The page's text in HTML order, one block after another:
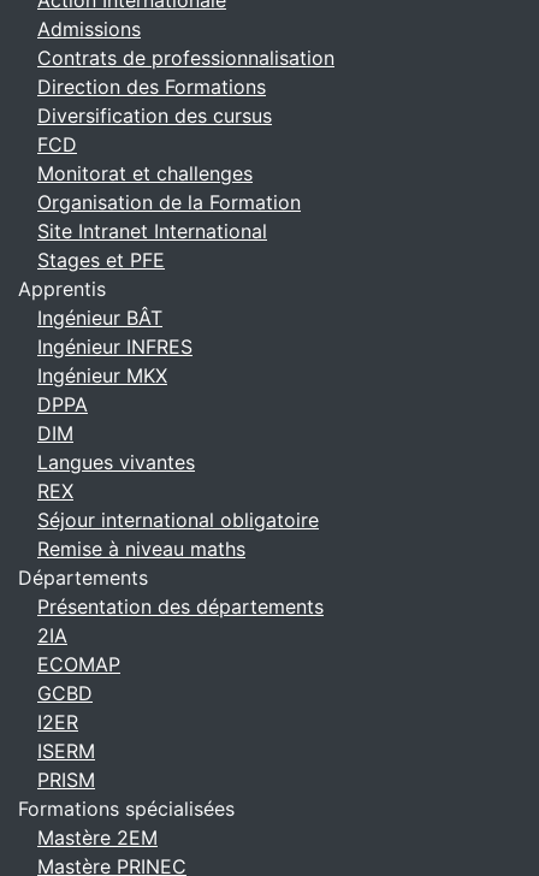
Admissions
Contrats de professionnalisation
Direction des Formations
Diversification des cursus
FCD
Monitorat et challenges
Organisation de la Formation
Site Intranet International
Stages et PFE
Apprentis
Ingénieur BÂT
Ingénieur INFRES
Ingénieur MKX
DPPA
DIM
Langues vivantes
REX
Séjour international obligatoire
Remise à niveau maths
Départements
Présentation des départements
2IA
ECOMAP
GCBD
I2ER
ISERM
PRISM
Formations spécialisées
Mastère 2EM
Mastère PRINEC